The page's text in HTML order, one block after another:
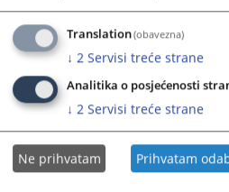
Translation(obavezna)
↓ 2 Servisi treće strane
Analitika o posjećenosti
↓ 2 Servisi treće strane
Ne prihvatam Prihvatam